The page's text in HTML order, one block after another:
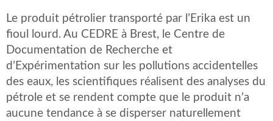
Le produit pétrolier transporté par l’Erika est un
fioul lourd. Au CEDRE à Brest, le Centre de
Documentation de Recherche et
d’Expérimentation sur les pollutions accidentelles
des eaux, les scientifiques réalisent des analyses du
pétrole et se rendent compte que le produit n’a
aucune tendance à se disperser naturellement